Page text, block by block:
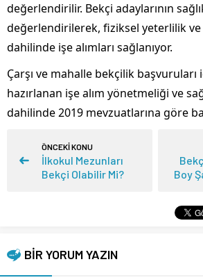
değerlendirilir. Bekçi adaylarının
değerlendirilerek, fiziksel yeterlilik
dahilinde işe alımları sağlanıyor.
Çarşı ve mahalle bekçilik başvuruları
hazırlanan işe alım yönetmeliği ve
dahilinde 2019 mevzuatlarına göre
ÖNCEKİ KONU
İlkokul Mezunları
Bekçi Olabilir Mi?
Boy
BİR YORUM YAZIN